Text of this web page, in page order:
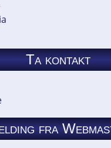
Ta kontakt
fra